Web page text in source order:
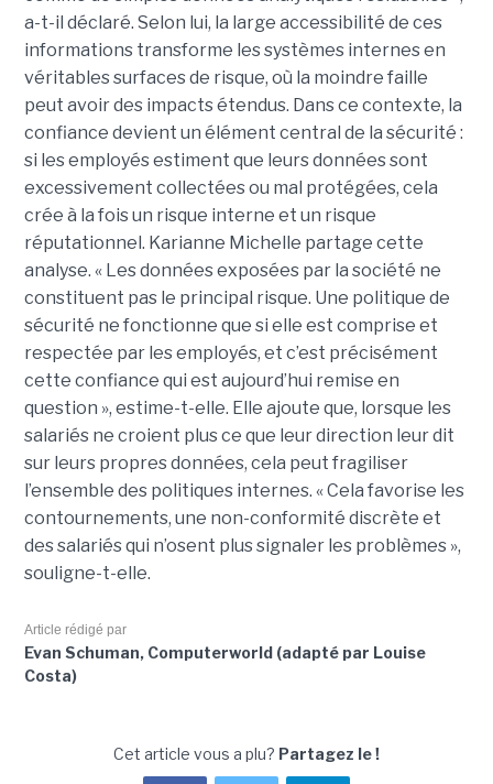
a-t-il déclaré. Selon lui, la large accessibilité de ces
informations transforme les systèmes internes en
véritables surfaces de risque, où la moindre faille
peut avoir des impacts étendus. Dans ce contexte, la
confiance devient un élément central de la sécurité :
si les employés estiment que leurs données sont
excessivement collectées ou mal protégées, cela
crée à la fois un risque interne et un risque
réputationnel. Karianne Michelle partage cette
analyse. « Les données exposées par la société ne
constituent pas le principal risque. Une politique de
sécurité ne fonctionne que si elle est comprise et
respectée par les employés, et c’est précisément
cette confiance qui est aujourd’hui remise en
question », estime-t-elle. Elle ajoute que, lorsque les
salariés ne croient plus ce que leur direction leur dit
sur leurs propres données, cela peut fragiliser
l’ensemble des politiques internes. « Cela favorise les
contournements, une non-conformité discrète et
des salariés qui n’osent plus signaler les problèmes »,
souligne-t-elle.
Article rédigé par
Evan Schuman, Computerworld (adapté par Louise
Costa)
Cet article vous a plu? Partagez le !